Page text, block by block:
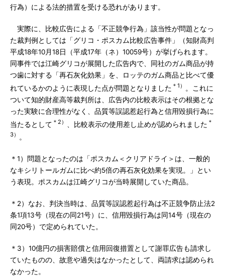
行為）による法的措置を受ける恐れがあります。
実際に、比較広告による「不正競争行為」該当性が問題となっ
た裁判例としては「グリコ・ポスカム比較広告事件」（知財高判
平成18年10月18日（平成17年（ネ）10059号）が挙げられます。
同事件では江崎グリコが展開した広告内で、同社のガム商品が持
つ歯に対する「再石灰化効果」を、ロッテのガム商品と比べて優
れているかのように表現した点が問題となりました ＊1）
。これに
ついて知的財産高等裁判所は、広告内の比較表示はその根拠とな
った実験に合理性がなく、品質等誤認惹起行為と信用毀損行為に
当たるとして ＊2） 、比較表示の使用差し止めが認められました ＊
3）
。
＊1）問題となったのは「ポスカム＜クリアドライ＞は、一般的
なキシリトールガムに比べ約5倍の再石灰化効果を実現。」とい
う表現。ポスカムは江崎グリコが当時展開していた商品。
＊2）なお、判決当時は、品質等誤認惹起行為は不正競争防止法2
条1項13号（現在の同21号）に、信用毀損行為は同14号（現在の
同20号）で定められていた。
＊3）10億円の損害賠償と信用回復措置として謝罪広告も請求し
ていたものの、故意や過失はなかったとして、両請求は認められ
なかった。